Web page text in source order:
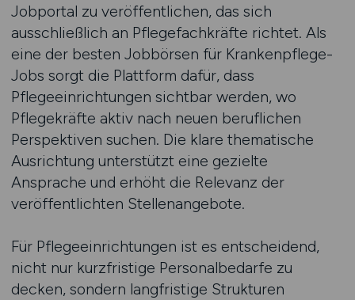
Jobportal zu veröffentlichen, das sich
ausschließlich an Pflegefachkräfte richtet. Als
eine der besten Jobbörsen für Krankenpflege-
Jobs sorgt die Plattform dafür, dass
Pflegeeinrichtungen sichtbar werden, wo
Pflegekräfte aktiv nach neuen beruflichen
Perspektiven suchen. Die klare thematische
Ausrichtung unterstützt eine gezielte
Ansprache und erhöht die Relevanz der
veröffentlichten Stellenangebote.
Für Pflegeeinrichtungen ist es entscheidend,
nicht nur kurzfristige Personalbedarfe zu
decken, sondern langfristige Strukturen